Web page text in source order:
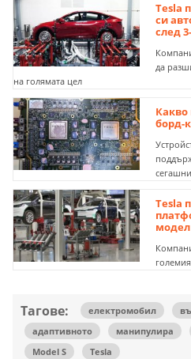
Tesla
си
след
да
на голямата цел
Какво
борд-
Tesla
модел
Тагове: електромобил
адаптивното
манипулира
Model S
Tesla